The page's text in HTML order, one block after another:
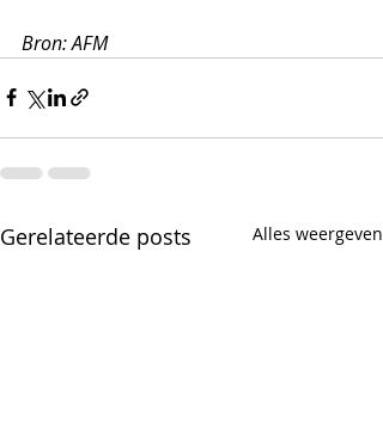
Bron: AFM
Gerelateerde posts Alles weergeven